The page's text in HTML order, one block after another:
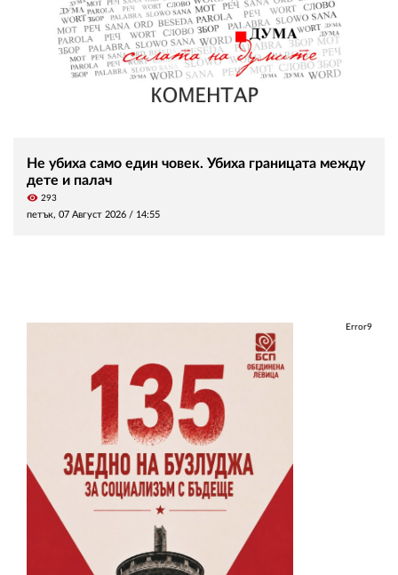
Не убиха само един човек. Убиха границата между
дете и палач
visibility 293
петък, 07 Август 2026 / 14:55
Error9